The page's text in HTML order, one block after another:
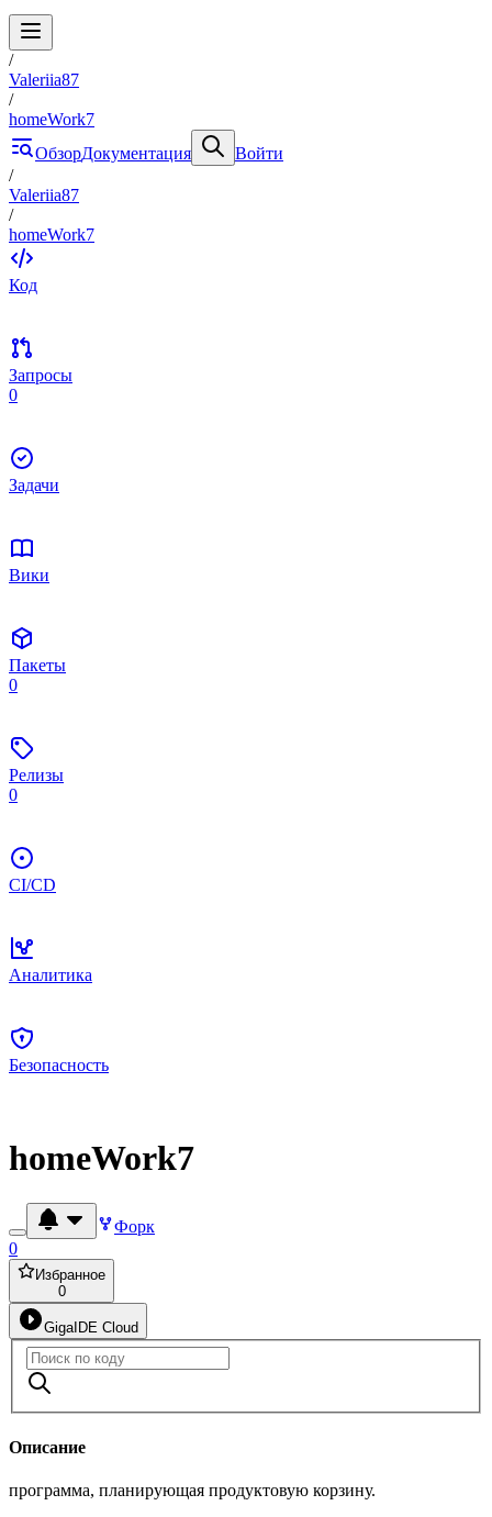
/
Valeriia87
/
homeWork7
ОбзорДокументация
Войти
/
Valeriia87
/
homeWork7
Код
Запросы
0
Задачи
Вики
Пакеты
0
Релизы
0
CI/CD
Аналитика
Безопасность
homeWork7
Форк
0
Избранное
0
GigaIDE Cloud
Описание
программа, планирующая продуктовую корзину.